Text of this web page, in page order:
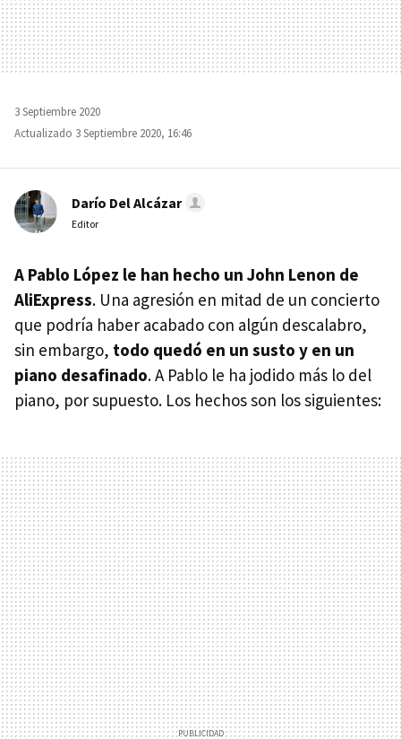
3 Septiembre 2020
Actualizado 3 Septiembre 2020, 16:46
Darío Del Alcázar
Editor
A Pablo López le han hecho un John Lenon de
AliExpress. Una agresión en mitad de un concierto
que podría haber acabado con algún descalabro,
sin embargo, todo quedó en un susto y en un
piano desafinado. A Pablo le ha jodido más lo del
piano, por supuesto. Los hechos son los siguientes: